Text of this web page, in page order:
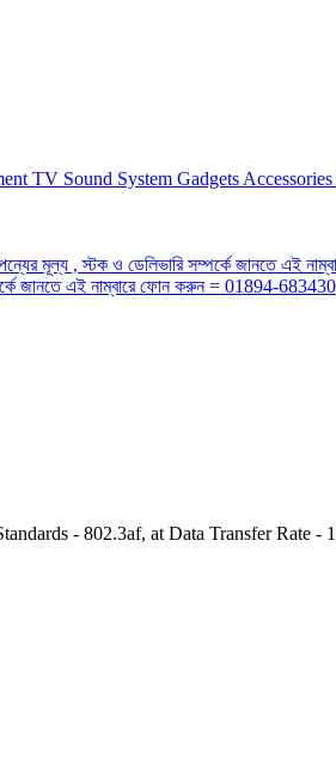
TV Sound System Gadgets Accessories
পন্যের মূল্য , স্টক ও ডেলিভারি সম্পর্কে জানতে এই
জানতে এই নাম্বারে ফোন করুন = 01894-683430
- 802.3af, at Data Transfer Rate -